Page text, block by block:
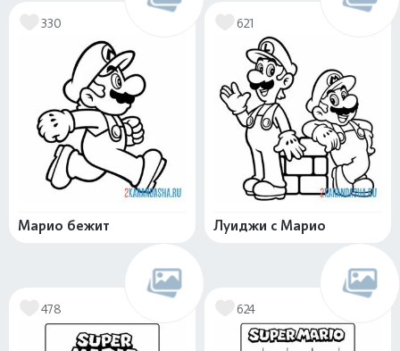
330
Марио бежит
621
Луиджи с Марио
478 624